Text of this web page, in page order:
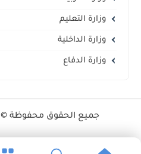
وزارة التعليم
وزارة الداخلية
وزارة الدفاع
جميع الحقوق محفوظة ©